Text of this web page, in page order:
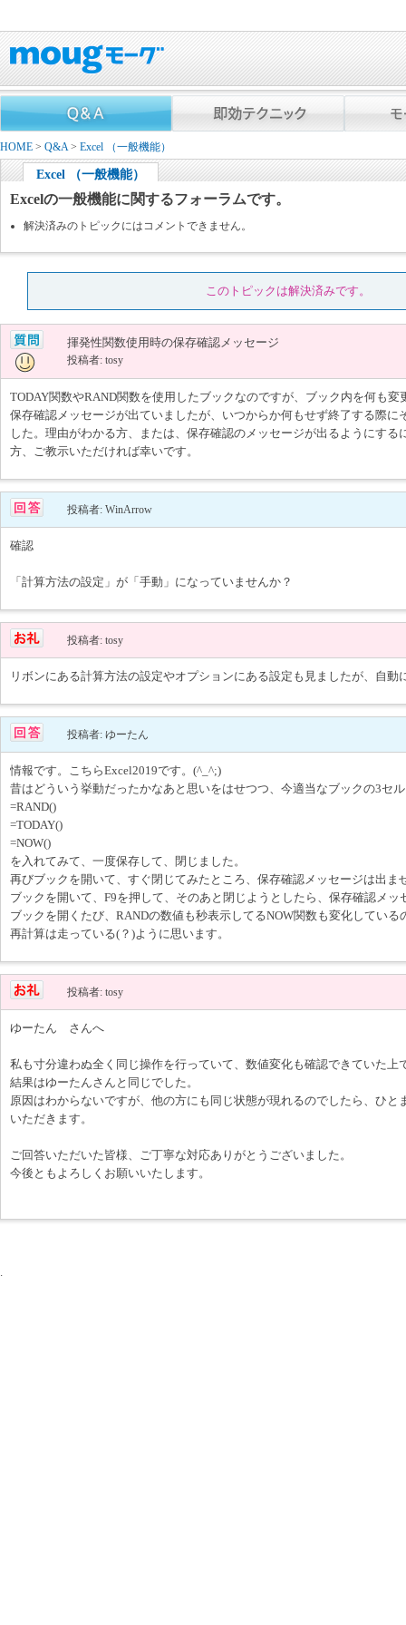
HOME > Q&A> Excel （一般機能）
Excel （一般機能）
Excelの一般機能に関するフォーラムです。
解決済みのトピックにはコメントできません。
このトピックは解決済みです。
揮発性関数使用時の保存確認メッセージ
投稿者: tosy
TODAY関数やRAND関数を使用したブックなのですが、ブック内を何も
保存確認メッセージが出ていましたが、いつからか何もせず終了する際に
した。理由がわかる方、または、保存確認のメッセージが出るようにする
方、ご教示いただければ幸いです。
投稿者: WinArrow
確認
「計算方法の設定」が「手動」になっていませんか？
投稿者: tosy
リボンにある計算方法の設定やオプションにある設定も見ましたが、自動
投稿者: ゆーたん
情報です。こちらExcel2019です。(^_^;)
昔はどういう挙動だったかなあと思いをはせつつ、今適当なブックの3セ
=RAND()
=TODAY()
=NOW()
を入れてみて、一度保存して、閉じました。
再びブックを開いて、すぐ閉じてみたところ、保存確認メッセージは出ま
ブックを開いて、F9を押して、そのあと閉じようとしたら、保存確認メッ
ブックを開くたび、RANDの数値も秒表示してるNOW関数も変化している
再計算は走っている(？)ように思います。
投稿者: tosy
ゆーたん さんへ
私も寸分違わぬ全く同じ操作を行っていて、数値変化も確認できていた上
結果はゆーたんさんと同じでした。
原因はわからないですが、他の方にも同じ状態が現れるのでしたら、ひと
いただきます。
ご回答いただいた皆様、ご丁寧な対応ありがとうございました。
今後ともよろしくお願いいたします。